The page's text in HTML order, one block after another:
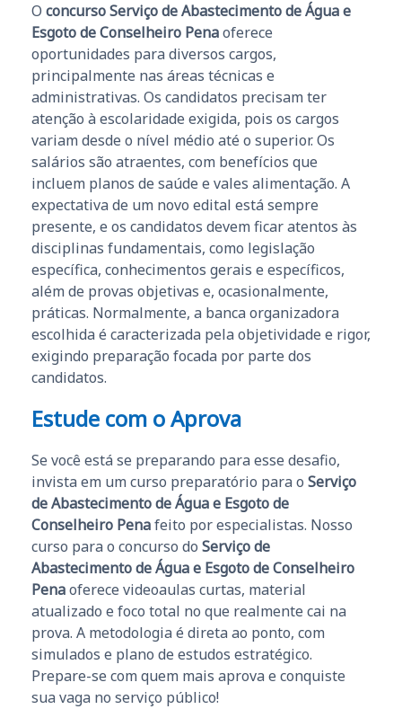
O concurso Serviço de Abastecimento de Água e
Esgoto de Conselheiro Penaoferece
oportunidades para diversos cargos,
principalmente nas áreas técnicas e
administrativas. Os candidatos precisam ter
atenção à escolaridade exigida, pois os cargos
variam desde o nível médio até o superior. Os
salários são atraentes, com benefícios que
incluem planos de saúde e vales alimentação. A
expectativa de um novo edital está sempre
presente, e os candidatos devem ficar atentos às
disciplinas fundamentais, como legislação
específica, conhecimentos gerais e específicos,
além de provas objetivas e, ocasionalmente,
práticas. Normalmente, a banca organizadora
escolhida é caracterizada pela objetividade e rigor,
exigindo preparação focada por parte dos
candidatos.
Estude com o Aprova
Se você está se preparando para esse desafio,
invista em um curso preparatório para o Serviço
de Abastecimento de Água e Esgoto de
Conselheiro Penafeito por especialistas. Nosso
curso para o concurso do Serviço de
Abastecimento de Água e Esgoto de Conselheiro
Penaoferece videoaulas curtas, material
atualizado e foco total no que realmente cai na
prova. A metodologia é direta ao ponto, com
simulados e plano de estudos estratégico.
Prepare-se com quem mais aprova e conquiste
sua vaga no serviço público!